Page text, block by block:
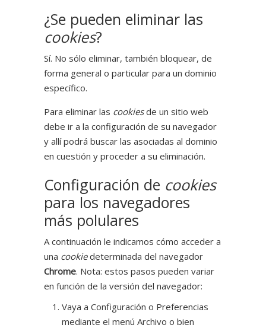
¿Se pueden eliminar las
cookies?
Sí. No sólo eliminar, también bloquear, de
forma general o particular para un dominio
específico.
Para eliminar las cookiesde un sitio web
debe ir a la configuración de su navegador
y allí podrá buscar las asociadas al dominio
en cuestión y proceder a su eliminación.
Configuración de cookies
para los navegadores
más polulares
A continuación le indicamos cómo acceder a
una cookiedeterminada del navegador
Chrome. Nota: estos pasos pueden variar
en función de la versión del navegador:
Vaya a Configuración o Preferencias
mediante el menú Archivo o bien